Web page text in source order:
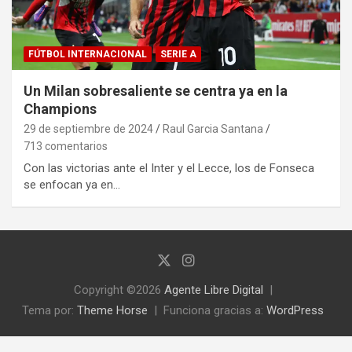
FÚTBOL INTERNACIONAL SERIE A
Un Milan sobresaliente se centra ya en la
Champions
29 de septiembre de 2024
Raul Garcia Santana
713 comentarios
Con las victorias ante el Inter y el Lecce, los de Fonseca
se enfocan ya en…
Copyright ©2026 Agente Libre Digital
Tema por: Theme Horse Funciona gracias a: WordPress